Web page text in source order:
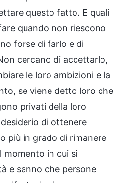
questo fatto. E quali
quando non riescono
forse di farlo e di
cercano di accettarlo,
le loro ambizioni e la
se viene detto loro che
privati della loro
di ottenere
più in grado di rimanere
momento in cui si
e sanno che persone